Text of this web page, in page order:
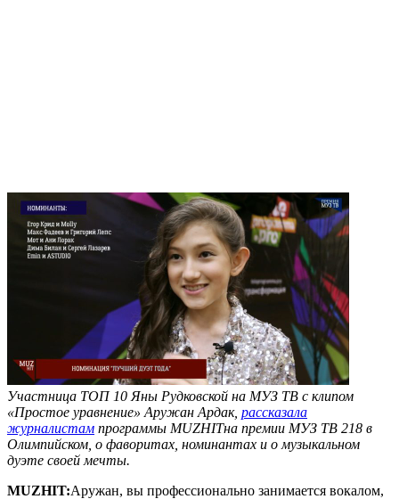
Участница ТОП 10 Яны Рудковской на МУЗ ТВ с клипом
«Простое уравнение» Аружан Ардак, рассказала
журналистам программы MUZHITна премии МУЗ ТВ 218 в
Олимпийском, о фаворитах, номинантах и о музыкальном
дуэте своей мечты.
MUZHIT:Аружан, вы профессионально занимается вокалом,